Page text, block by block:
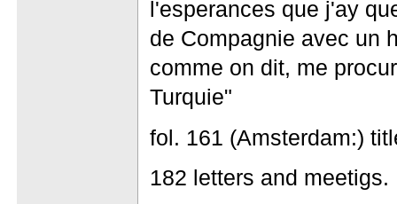
l'esperances que j'ay
de Compagnie avec un
comme on dit, me
Turquie"
fol. 161 (Amsterdam:)
182 letters and meetigs.